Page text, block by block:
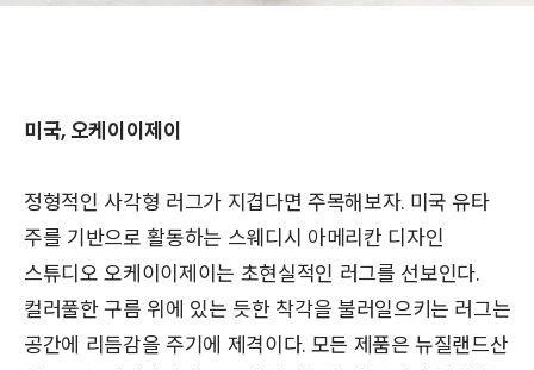
미국, 오케이이제이
정형적인 사각형 러그가 지겹다면 주목해보자. 미국 유타
주를 기반으로 활동하는 스웨디시 아메리칸 디자인
스튜디오 오케이이제이는 초현실적인 러그를 선보인다.
컬러풀한 구름 위에 있는 듯한 착각을 불러일으키는 러그는
공간에 리듬감을 주기에 제격이다. 모든 제품은 뉴질랜드산